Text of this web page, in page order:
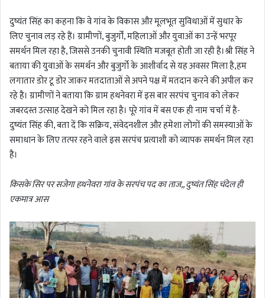
दुष्यंत सिंह का कहना कि वे गांव के विकास और मूलभूत सुविधाओं में सुधार के
लिए चुनाव लड़ रहे हैं। ग्रामीणों, बुजुर्गों, महिलाओं और युवाओं का उन्हें भरपूर
समर्थन मिल रहा है, जिससे उनकी चुनावी स्थिति मजबूत होती जा रही है।श्री सिंह ने
बताया की युवाओं के समर्थन और बुजुर्गो के आशीर्वाद से यह अवसर मिला है,हम
लगातार डोर टू डोर जाकर मतदाताओं से अपने पक्ष में मतदान करने की अपील कर
रहे है। ग्रामीणों ने बताया कि ग्राम हथनेवरा में इस बार सरपंच चुनाव को लेकर
जबरदस्त उत्साह देखने को मिल रहा है। पूरे गांव में बस एक ही नाम चर्चा में है-
दुष्यंत सिंह की, बता दें कि सक्रिय, संवेदनशील और हमेशा लोगों की समस्याओं के
समाधान के लिए तत्पर रहने वाले इस सरपंच प्रत्याशी को व्यापक समर्थन मिल रहा
है।
किसके सिर पर सजेगा हथनेवरा गांव के सरपंच पद का ताज,, दुष्यंत सिंह चंदेल ही
एकमात्र आस